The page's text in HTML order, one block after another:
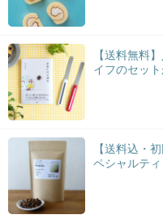
【送料無料
イフのセッ
【送料込・
ペシャルテ